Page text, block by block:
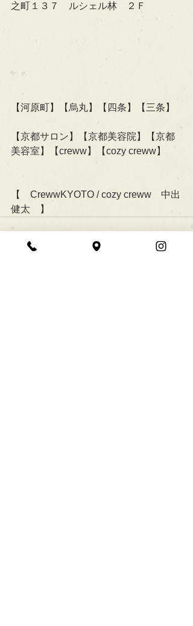
之町１３７　ルシェル林　２Ｆ
【河原町】【烏丸】【四条】【三条】
【京都サロン】【京都美容院】【京都
美容室】【creww】【cozy creww】
【　CrewwKYOTO / cozy creww　中出
健太　】